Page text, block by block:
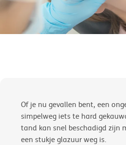
Of je nu gevallen bent, een
simpelweg iets te hard
tand kan snel beschadigd zijn
een stukje glazuur weg is.